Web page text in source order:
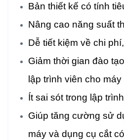
Bản thiết kế có tính
Nâng cao năng suất
Dễ tiết kiệm về chi
Giảm thời gian đào
lập trình viên cho máy
Ít sai sót trong lập
Giúp tăng cường sử
máy và dụng cụ cắt